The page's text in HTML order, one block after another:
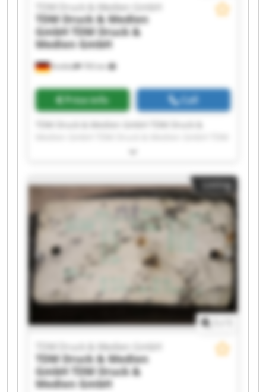
Krefeld 795 km
TDM Druck & Medien GmbH
TDM Druck & Medien
GmbH TDM Druck &
Medien GmbH
Price info Call
Druck & Medien GmbH TDM Druck & Medien
Medien GmbH TDM Druck & Medien GmbH TDM
Druck & Medien GmbH TDM Druck & Medien
GmbH TDM Druck & Medien GmbH TDM Druck &
Medien GmbH TDM Druck & Medien GmbH TDM
Druck & Medien GmbH TDM Druck & Medien
GmbH TDM Druck & Medien GmbH TDM Druck &
Medien GmbH TDM Druck & Medien GmbH TDM
Druck & Medien GmbH TDM Druck & Medien
GmbH
Listing
TDM Druck & Medien GmbH
TDM Druck & Medien
GmbH TDM Druck &
Medien GmbH